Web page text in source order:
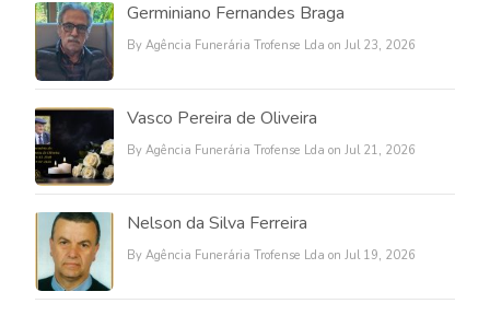
Germiniano Fernandes Braga
By Agência Funerária Trofense Lda on Jul 23, 2026
Vasco Pereira de Oliveira
By Agência Funerária Trofense Lda on Jul 21, 2026
Nelson da Silva Ferreira
By Agência Funerária Trofense Lda on Jul 19, 2026